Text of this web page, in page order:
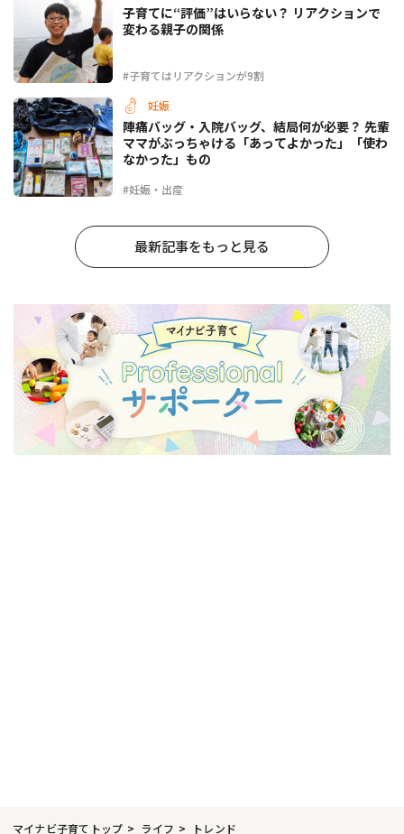
#子育てはリアクションが9割
子育てに“評価”はいらない？ リアクションで
変わる親子の関係
妊娠
#妊娠・出産
陣痛バッグ・入院バッグ、結局何が必要？ 先輩
ママがぶっちゃける「あってよかった」「使わ
なかった」もの
最新記事をもっと見る
マイナビ子育てトップ ライフ トレンド